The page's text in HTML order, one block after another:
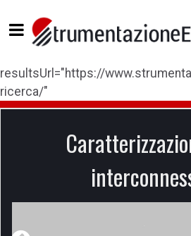
resultsUrl="https://
ricerca/"